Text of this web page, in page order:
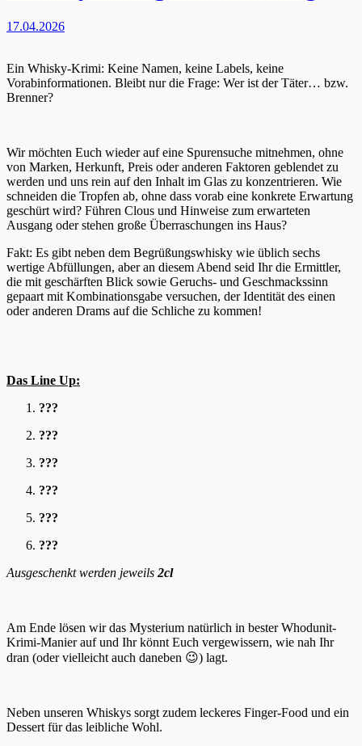
17.04.2026
Ein Whisky-Krimi: Keine Namen, keine Labels, keine
Vorabinformationen. Bleibt nur die Frage: Wer ist der Täter… bzw.
Brenner?
Wir möchten Euch wieder auf eine Spurensuche mitnehmen, ohne
von Marken, Herkunft, Preis oder anderen Faktoren geblendet zu
werden und uns rein auf den Inhalt im Glas zu konzentrieren. Wie
schneiden die Tropfen ab, ohne dass vorab eine konkrete Erwartung
geschürt wird? Führen Clous und Hinweise zum erwarteten
Ausgang oder stehen große Überraschungen ins Haus?
Fakt: Es gibt neben dem Begrüßungswhisky wie üblich sechs
wertige Abfüllungen, aber an diesem Abend seid Ihr die Ermittler,
die mit geschärften Blick sowie Geruchs- und Geschmackssinn
gepaart mit Kombinationsgabe versuchen, der Identität des einen
oder anderen Drams auf die Schliche zu kommen!
Das Line Up:
???
???
???
???
???
???
Ausgeschenkt werden jeweils 2cl
Am Ende lösen wir das Mysterium natürlich in bester Whodunit-
Krimi-Manier auf und Ihr könnt Euch vergewissern, wie nah Ihr
dran (oder vielleicht auch daneben 😉) lagt.
Neben unseren Whiskys sorgt zudem leckeres Finger-Food und ein
Dessert für das leibliche Wohl.